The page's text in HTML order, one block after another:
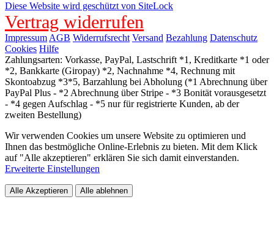
Diese Website wird geschützt von SiteLock
Vertrag widerrufen
Impressum AGB Widerrufsrecht Versand Bezahlung Datenschutz
Cookies Hilfe
Zahlungsarten: Vorkasse, PayPal, Lastschrift *1, Kreditkarte *1 oder
*2, Bankkarte (Giropay) *2, Nachnahme *4, Rechnung mit
Skontoabzug *3*5, Barzahlung bei Abholung (*1 Abrechnung über
PayPal Plus - *2 Abrechnung über Stripe - *3 Bonität vorausgesetzt
- *4 gegen Aufschlag - *5 nur für registrierte Kunden, ab der
zweiten Bestellung)
Wir verwenden Cookies um unsere Website zu optimieren und
Ihnen das bestmögliche Online-Erlebnis zu bieten. Mit dem Klick
auf "Alle akzeptieren" erklären Sie sich damit einverstanden.
Erweiterte Einstellungen
Alle Akzeptieren Alle ablehnen